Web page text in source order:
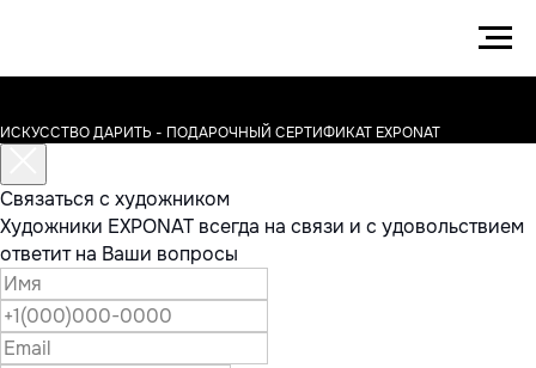
ИСКУССТВО ДАРИТЬ - ПОДАРОЧНЫЙ СЕРТИФИКАТ EXPONAT
Связаться с художником
Художники EXPONAT всегда на связи и с удовольствием
ответит на Ваши вопросы